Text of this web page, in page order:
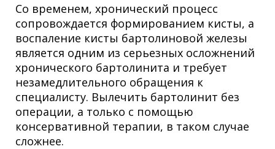
Со временем, хронический процесс
сопровождается формированием кисты, а
воспаление кисты бартолиновой железы
является одним из серьезных осложнений
хронического бартолинита и требует
незамедлительного обращения к
специалисту. Вылечить бартолинит без
операции, а только с помощью
консервативной терапии, в таком случае
сложнее.